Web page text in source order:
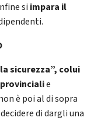
si impara il
sicurezza”, colui
e
è poi al di sopra
di dargli una